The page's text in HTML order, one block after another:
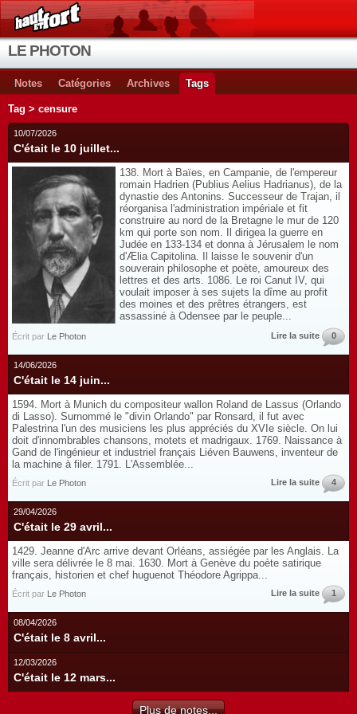
LE PHOTON
Notes Catégories Archives Tags
Tag > censure
10/07/2026
C'était le 10 juillet...
138. Mort à Baïes, en Campanie, de l'empereur
romain Hadrien (Publius Aelius Hadrianus), de la
dynastie des Antonins. Successeur de Trajan, il
réorganisa l'administration impériale et fit
construire au nord de la Bretagne le mur de 120
km qui porte son nom. Il dirigea la guerre en
Judée en 133-134 et donna à Jérusalem le nom
d'Ælia Capitolina. Il laisse le souvenir d'un
souverain philosophe et poète, amoureux des
lettres et des arts. 1086. Le roi Canut IV, qui
voulait imposer à ses sujets la dîme au profit
des moines et des prêtres étrangers, est
assassiné à Odensee par le peuple...
Écrit par Le Photon Lire la suite 0
14/06/2026
C'était le 14 juin...
1594. Mort à Munich du compositeur wallon Roland de Lassus (Orlando
di Lasso). Surnommé le "divin Orlando" par Ronsard, il fut avec
Palestrina l'un des musiciens les plus appréciés du XVIe siècle. On lui
doit d'innombrables chansons, motets et madrigaux. 1769. Naissance à
Gand de l'ingénieur et industriel français Liéven Bauwens, inventeur de
la machine à filer. 1791. L'Assemblée...
Écrit par Le Photon Lire la suite 4
29/04/2026
C'était le 29 avril...
1429. Jeanne d'Arc arrive devant Orléans, assiégée par les Anglais. La
ville sera délivrée le 8 mai. 1630. Mort à Genève du poète satirique
français, historien et chef huguenot Théodore Agrippa...
Écrit par Le Photon Lire la suite 1
08/04/2026
C'était le 8 avril...
12/03/2026
C'était le 12 mars...
Plus de notes...